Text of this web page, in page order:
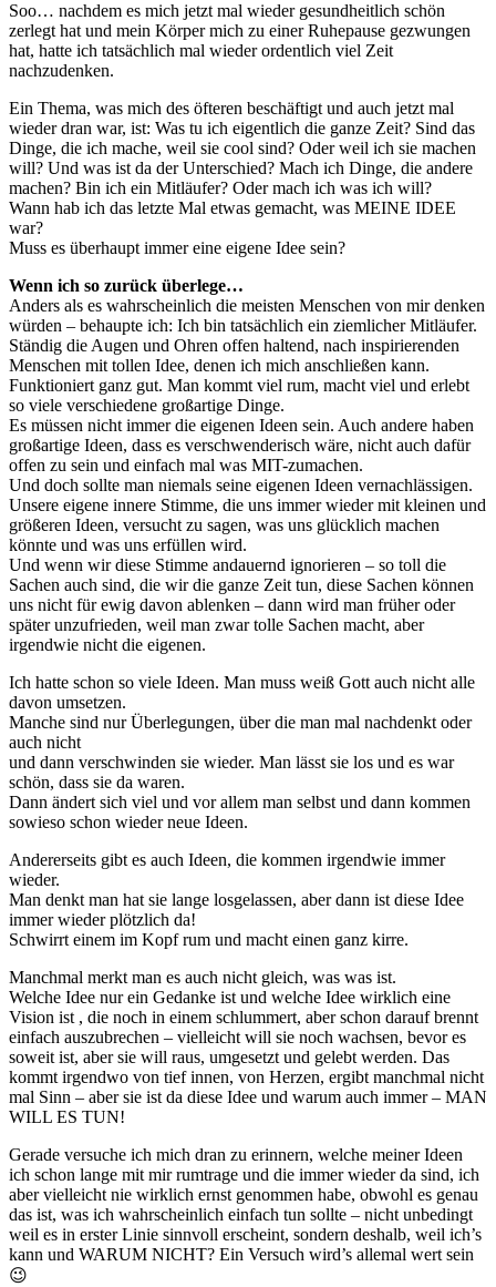
Soo… nachdem es mich jetzt mal wieder gesundheitlich schön
zerlegt hat und mein Körper mich zu einer Ruhepause gezwungen
hat, hatte ich tatsächlich mal wieder ordentlich viel Zeit
nachzudenken.
Ein Thema, was mich des öfteren beschäftigt und auch jetzt mal
wieder dran war, ist: Was tu ich eigentlich die ganze Zeit? Sind das
Dinge, die ich mache, weil sie cool sind? Oder weil ich sie machen
will? Und was ist da der Unterschied? Mach ich Dinge, die andere
machen? Bin ich ein Mitläufer? Oder mach ich was ich will?
Wann hab ich das letzte Mal etwas gemacht, was MEINE IDEE
war?
Muss es überhaupt immer eine eigene Idee sein?
Wenn ich so zurück überlege…
Anders als es wahrscheinlich die meisten Menschen von mir denken
würden – behaupte ich: Ich bin tatsächlich ein ziemlicher Mitläufer.
Ständig die Augen und Ohren offen haltend, nach inspirierenden
Menschen mit tollen Idee, denen ich mich anschließen kann.
Funktioniert ganz gut. Man kommt viel rum, macht viel und erlebt
so viele verschiedene großartige Dinge.
Es müssen nicht immer die eigenen Ideen sein. Auch andere haben
großartige Ideen, dass es verschwenderisch wäre, nicht auch dafür
offen zu sein und einfach mal was MIT-zumachen.
Und doch sollte man niemals seine eigenen Ideen vernachlässigen.
Unsere eigene innere Stimme, die uns immer wieder mit kleinen und
größeren Ideen, versucht zu sagen, was uns glücklich machen
könnte und was uns erfüllen wird.
Und wenn wir diese Stimme andauernd ignorieren – so toll die
Sachen auch sind, die wir die ganze Zeit tun, diese Sachen können
uns nicht für ewig davon ablenken – dann wird man früher oder
später unzufrieden, weil man zwar tolle Sachen macht, aber
irgendwie nicht die eigenen.
Ich hatte schon so viele Ideen. Man muss weiß Gott auch nicht alle
davon umsetzen.
Manche sind nur Überlegungen, über die man mal nachdenkt oder
auch nicht
und dann verschwinden sie wieder. Man lässt sie los und es war
schön, dass sie da waren.
Dann ändert sich viel und vor allem man selbst und dann kommen
sowieso schon wieder neue Ideen.
Andererseits gibt es auch Ideen, die kommen irgendwie immer
wieder.
Man denkt man hat sie lange losgelassen, aber dann ist diese Idee
immer wieder plötzlich da!
Schwirrt einem im Kopf rum und macht einen ganz kirre.
Manchmal merkt man es auch nicht gleich, was was ist.
Welche Idee nur ein Gedanke ist und welche Idee wirklich eine
Vision ist , die noch in einem schlummert, aber schon darauf brennt
einfach auszubrechen – vielleicht will sie noch wachsen, bevor es
soweit ist, aber sie will raus, umgesetzt und gelebt werden. Das
kommt irgendwo von tief innen, von Herzen, ergibt manchmal nicht
mal Sinn – aber sie ist da diese Idee und warum auch immer – MAN
WILL ES TUN!
Gerade versuche ich mich dran zu erinnern, welche meiner Ideen
ich schon lange mit mir rumtrage und die immer wieder da sind, ich
aber vielleicht nie wirklich ernst genommen habe, obwohl es genau
das ist, was ich wahrscheinlich einfach tun sollte – nicht unbedingt
weil es in erster Linie sinnvoll erscheint, sondern deshalb, weil ich’s
kann und WARUM NICHT? Ein Versuch wird’s allemal wert sein
😉